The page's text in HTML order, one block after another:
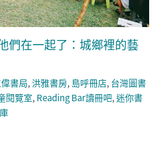
們在一起了：城鄉裡的藝
書局,洪雅書房,島呼冊店,台灣圖書
閱覽室,Reading Bar讀冊吧,迷你書